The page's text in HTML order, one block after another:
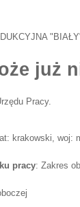
już
Pracy.
krakowski, woj:
pracy: Zakres